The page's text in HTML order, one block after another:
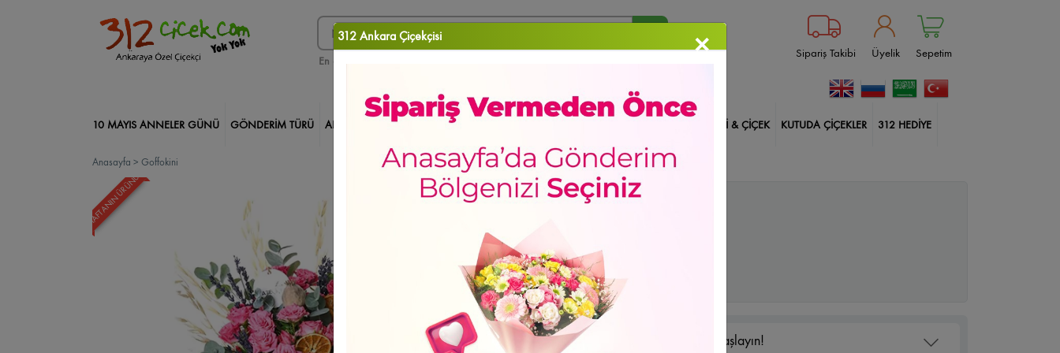
En çok arananlar :
Sipariş Takibi Üyelik Sepetim
10 MAYIS ANNELER GÜNÜ GÖNDERİM TÜRÜ ANKARA ÇİÇEK DOĞUM GÜNÜ BİTKİ & ÇİÇEK KUTUDA ÇİÇEKLER 312 HEDİYE
312 ÇİÇEK PRO Sevgiliye Doğum Günü Meyve Sepetleri Gül Kutuları Lilyum&Kazablanka
Kare Kutuda Güller Gölbaşı Çiçekçi
Yeni İş/Terfi Geçmiş Olsun Papatya Mamak Çiçekçi Papatya & Gerbera
Söz/Nişan/Düğün Yıl Dönümü Solmayan Güller Çayyolu Çiçekçi Şebboy/Lisyantus
Keçiören Çiçekçi Arkadaşa Bağlıca Çiçekçi Çiçek Buketleri Altındağ Çiçekçi İçimden Geldi Çiçek Aranjmanları Geçmiş Olsun
Anasayfa > Goffokini
HAFTANIN ÜRÜNÜ Goffokini
Ücretsiz Teslimat
2 - 4 - 6 Taksit Se?enei
Seçerek Başlayın!
312 Ankara Çiçekçisi ×